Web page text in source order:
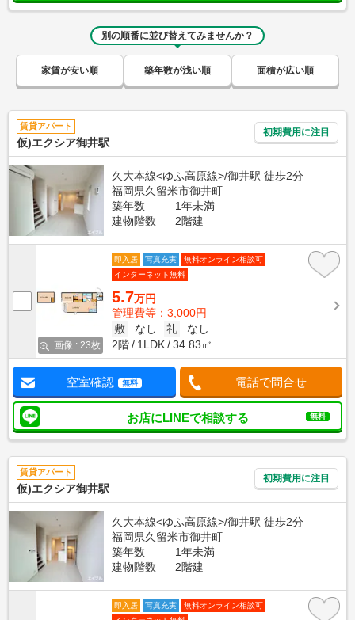
別の順番に並び替えてみませんか？
家賃が安い順 築年数が浅い順 面積が広い順
賃貸アパート
仮)エクシア御井駅
初期費用に注目
久大本線<ゆふ高原線>/御井駅 徒歩2分
福岡県久留米市御井町
築年数
1年未満
建物階数
2階建
画像 : 23枚
即入居 写真充実
無料オンライン相談可
インターネット無料
5.7万円
管理費等：3,000円
敷
なし 礼
なし
2階
1LDK 34.83㎡
空室確認 無料 電話で問合せ
お店にLINEで相談する 無料
賃貸アパート
仮)エクシア御井駅
初期費用に注目
久大本線<ゆふ高原線>/御井駅 徒歩2分
福岡県久留米市御井町
築年数
1年未満
建物階数
2階建
即入居 写真充実
無料オンライン相談可